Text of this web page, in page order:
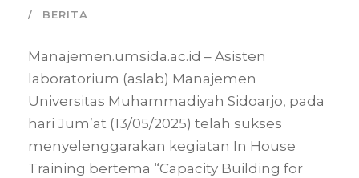
BERITA
Manajemen.umsida.ac.id – Asisten
laboratorium (aslab) Manajemen
Universitas Muhammadiyah Sidoarjo, pada
hari Jum’at (13/05/2025) telah sukses
menyelenggarakan kegiatan In House
Training bertema “Capacity Building for